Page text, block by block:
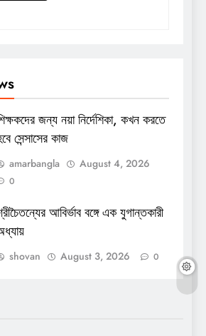
জন্য নয়া নির্দেশিকা, কখন করতে
সেন্সাসের কাজ
amarbangla August 4, 2026
0
আবির্ভাব বঙ্গে এক যুগান্তকারী
shovan August 3, 2026 0